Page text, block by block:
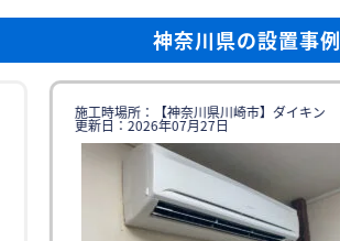
神奈川県の設置事例
施工時場所：【神奈川県川崎市】ダイキン
更新日：2026年07月27日